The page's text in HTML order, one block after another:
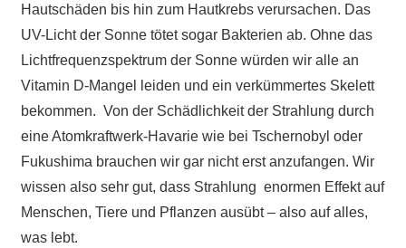
Hautschäden bis hin zum Hautkrebs verursachen. Das
UV-Licht der Sonne tötet sogar Bakterien ab. Ohne das
Lichtfrequenzspektrum der Sonne würden wir alle an
Vitamin D-Mangel leiden und ein verkümmertes Skelett
bekommen. Von der Schädlichkeit der Strahlung durch
eine Atomkraftwerk-Havarie wie bei Tschernobyl oder
Fukushima brauchen wir gar nicht erst anzufangen. Wir
wissen also sehr gut, dass Strahlung enormen Effekt auf
Menschen, Tiere und Pflanzen ausübt – also auf alles,
was lebt.